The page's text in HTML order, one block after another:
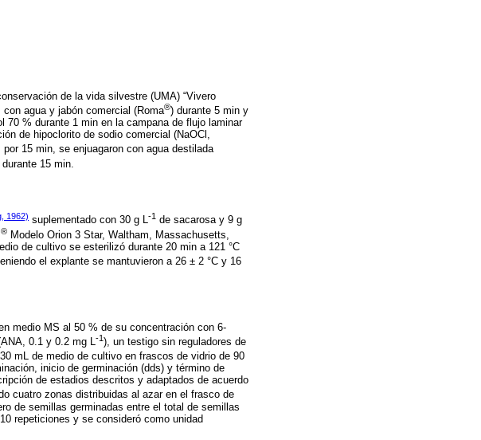
de la vida silvestre (UMA) “Vivero
agua y jabón comercial (Roma®) durante 5 min y
70 % durante 1 min en la campana de flujo laminar
de hipoclorito de sodio comercial (NaOCl,
por 15 min, se enjuagaron con agua destilada
durante 15 min.
1962) suplementado con 30 g L-1 de sacarosa y 9 g
® Modelo Orion 3 Star, Waltham, Massachusetts,
de cultivo se esterilizó durante 20 min a 121 °C
el explante se mantuvieron a 26 ± 2 °C y 16
medio MS al 50 % de su concentración con 6-
0.1 y 0.2 mg L -1), un testigo sin reguladores de
mL de medio de cultivo en frascos de vidrio de 90
inicio de germinación (dds) y término de
de estadios descritos y adaptados de acuerdo
cuatro zonas distribuidas al azar en el frasco de
de semillas germinadas entre el total de semillas
repeticiones y se consideró como unidad